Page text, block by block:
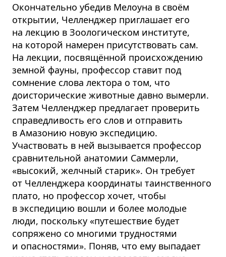
Окончательно убедив Мелоуна в своём
открытии, Челленджер приглашает его
на лекцию в Зоологическом институте,
на которой намерен присутствовать сам.
На лекции, посвящённой происхождению
земной фауны, профессор ставит под
сомнение слова лектора о том, что
доисторические животные давно вымерли.
Затем Челленджер предлагает проверить
справед­ливость его слов и отправить
в Амазонию новую экспедицию.
Участвовать в ней вызывается профессор
сравнительной анатомии Саммерли,
«высокий, желчный старик». Он требует
от Челленджера координаты таинственного
плато, но профессор хочет, чтобы
в экспедицию вошли и более молодые
люди, поскольку «путешествие будет
сопряжено со многими трудностями
и опасностями». Поняв, что ему выпадает